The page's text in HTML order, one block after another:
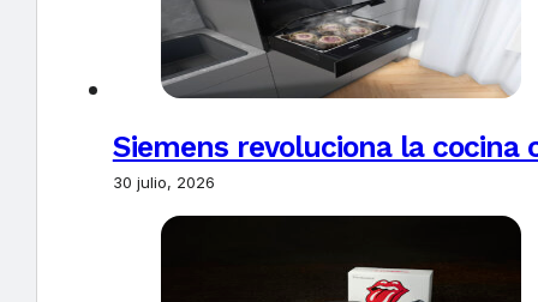
Siemens revoluciona la
30 julio, 2026